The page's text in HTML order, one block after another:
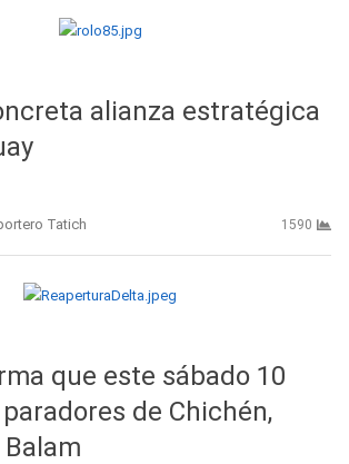
alianza estratégica
Tatich 1590
que este sábado 10
de Chichén,
Balam